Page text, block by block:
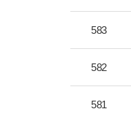
583
582
581